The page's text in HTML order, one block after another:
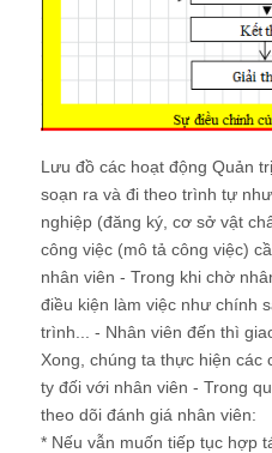
Lưu đồ các hoạt động Quản
soạn ra và đi theo trình tự
nghiệp (đăng ký, cơ sở vật
công việc (mô tả công việc)
nhân viên - Trong khi chờ
điều kiện làm việc như chính
trình... - Nhân viên đến thì
Xong, chúng ta thực hiện các
ty đối với nhân viên - Trong
theo dõi đánh giá nhân viên:
* Nếu vẫn muốn tiếp tục hợp